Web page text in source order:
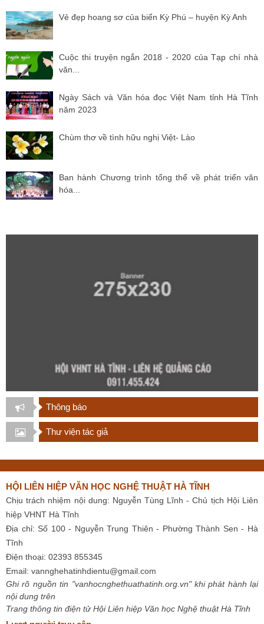
Vẻ đẹp hoang sơ của biển Kỳ Phú – huyện Kỳ Anh
Cuộc thi truyện ngắn 2018 - 2020 của Tạp chí nhà
văn...
Ngày Sách và Văn hóa đọc Việt Nam tỉnh Hà Tĩnh
năm 2023
Chùm thơ về tình hữu nghị Việt- Lào
Ban hành Chương trình tổng thể về phát triển văn
hóa...
Thông báo
Thư viện tác giả
HỘI LIÊN HIỆP VĂN HỌC NGHỆ THUẬT HÀ TĨNH
Chịu trách nhiệm nội dung: Nguyễn Tùng Lĩnh - Chủ tịch Hội Liên
hiệp VHNT Hà Tĩnh
Địa chỉ: Số 100 - Nguyễn Trung Thiên - Phường Thành Sen - Hà
Tĩnh
Điện thoại: 02393 855345
Email: vannghehatinhdientu@gmail.com
Ghi rõ nguồn tin "vanhocnghethuathatinh.org.vn" khi phát hành lại
nội dung trên
Trang thông tin điện tử Hội Liên hiệp Văn học Nghệ thuật Hà Tĩnh